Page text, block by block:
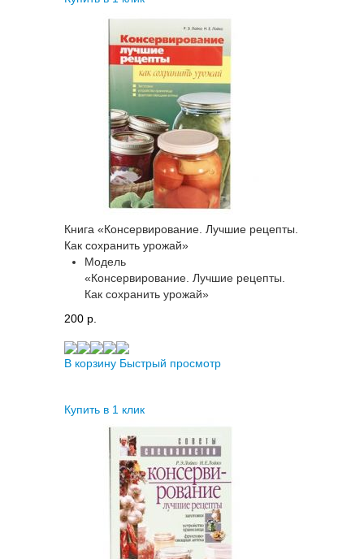
Книга «Консервирование. Лучшие рецепты.
Как сохранить урожай»
Модель
«Консервирование. Лучшие рецепты.
Как сохранить урожай»
200 p.
В корзину Быстрый просмотр
Купить в 1 клик